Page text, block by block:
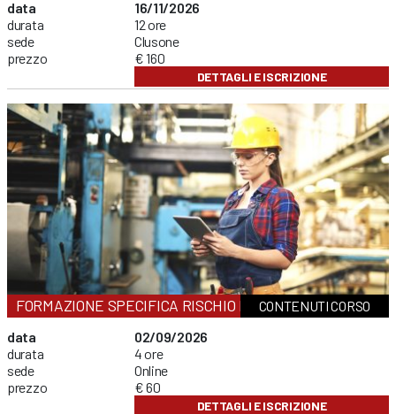
data
durata
sede
prezzo
16/11/2026
12 ore
Clusone
€ 160
DETTAGLI E ISCRIZIONE
FORMAZIONE SPECIFICA RISCHIO BASSOCONTENUTI CORSO
data
durata
sede
prezzo
02/09/2026
4 ore
Online
€ 60
DETTAGLI E ISCRIZIONE